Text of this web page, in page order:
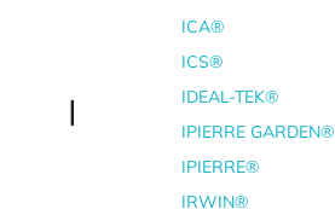
I
ICA®
ICS®
IDEAL-TEK®
IPIERRE GARDEN®
IPIERRE®
IRWIN®